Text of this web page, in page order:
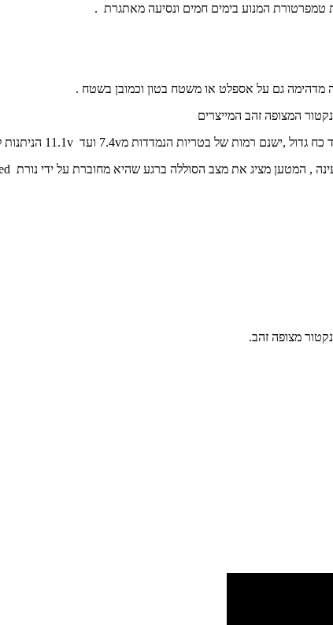
טמפרטורת המנוע בימים חמים ונסיעה מאתגרת .
מדהימה גם על אספלט או משטח בטון וכמובן בשטח .
המצופה זהב המייצרים
כח גדול ,ישנם רמות של בטריות הנמדדות מv7.4 ועד 11.1v
, המטען מציג את מצב הסוללה ברגע שהיא מחוברת על ידי נורת
מצופה זהב.